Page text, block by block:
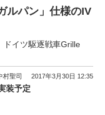
ルパン」仕様のIV
ドイツ駆逐戦車Grille
村聖司 2017年3月30日 12:35
装予定